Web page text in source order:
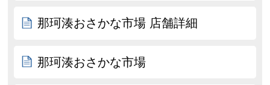
那珂湊おさかな市場 店舗詳細
那珂湊おさかな市場